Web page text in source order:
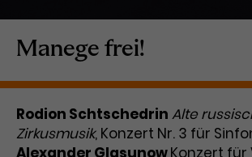
Analytics installiert. Das
darüber zu speichern,
Besucher*innen eine
nutzen, und hilft bei der
Name
Laufzeit 3 Monate
Manege frei!
Rodion Schtschedrin Alte
Zirkusmusik, Konzert Nr. 3 für
Alexander GlasunowKonzert für